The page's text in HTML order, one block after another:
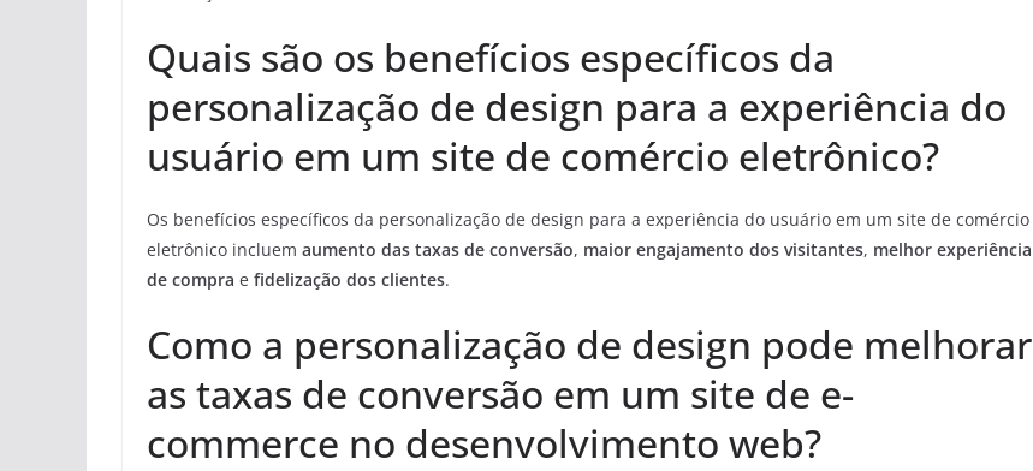
Quais são os benefícios específicos da
personalização de design para a experiência do
usuário em um site de comércio eletrônico?
Os benefícios específicos da personalização de design para a experiência do usuário em um site de comércio
eletrônico incluem aumento das taxas de conversão, maior engajamento dos visitantes, melhor experiência
de compra e fidelização dos clientes.
Como a personalização de design pode melhorar
as taxas de conversão em um site de e-
commerce no desenvolvimento web?